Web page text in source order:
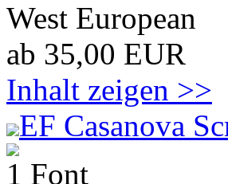
West European
ab 35,00 EUR
Inhalt zeigen >>
EF Casanova
1 Font